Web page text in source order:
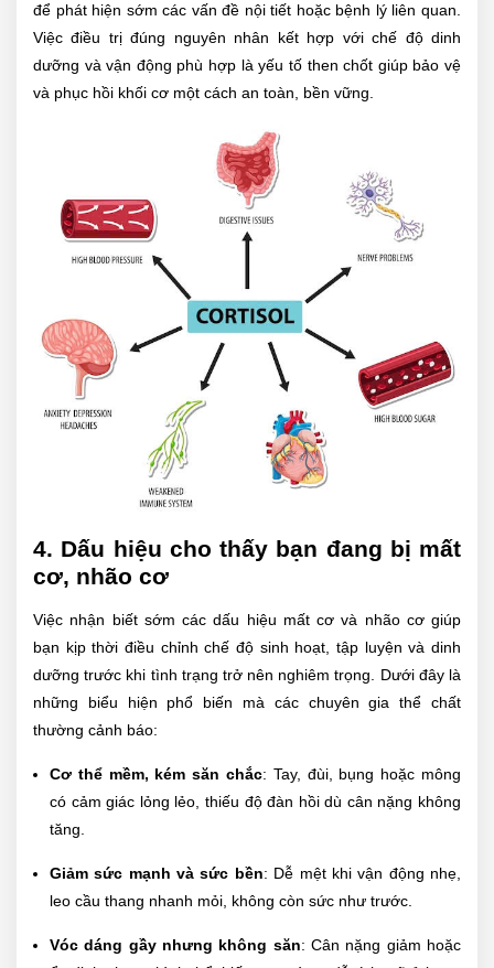
để phát hiện sớm các vấn đề nội tiết hoặc bệnh lý liên quan.
Việc điều trị đúng nguyên nhân kết hợp với chế độ dinh
dưỡng và vận động phù hợp là yếu tố then chốt giúp bảo vệ
và phục hồi khối cơ một cách an toàn, bền vững.
4. Dấu hiệu cho thấy bạn đang bị mất
cơ, nhão cơ
Việc nhận biết sớm các dấu hiệu mất cơ và nhão cơ giúp
bạn kịp thời điều chỉnh chế độ sinh hoạt, tập luyện và dinh
dưỡng trước khi tình trạng trở nên nghiêm trọng. Dưới đây là
những biểu hiện phổ biến mà các chuyên gia thể chất
thường cảnh báo:
Cơ thể mềm, kém săn chắc: Tay, đùi, bụng hoặc mông
có cảm giác lỏng lẻo, thiếu độ đàn hồi dù cân nặng không
tăng.
Giảm sức mạnh và sức bền: Dễ mệt khi vận động nhẹ,
leo cầu thang nhanh mỏi, không còn sức như trước.
Vóc dáng gầy nhưng không săn: Cân nặng giảm hoặc